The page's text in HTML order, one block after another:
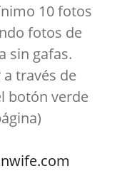
10 fotos
fotos de
sin gafas.
través de
botón verde